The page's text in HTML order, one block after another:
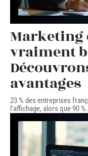
Marketing
vraiment
avantages
23 % des entreprises
l'affichage, alors que 90 %